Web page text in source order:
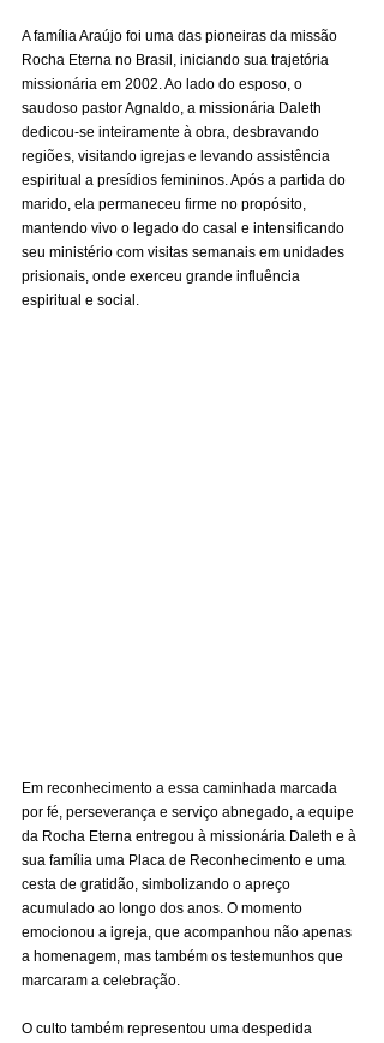
A família Araújo foi uma das pioneiras da missão
Rocha Eterna no Brasil, iniciando sua trajetória
missionária em 2002. Ao lado do esposo, o
saudoso pastor Agnaldo, a missionária Daleth
dedicou-se inteiramente à obra, desbravando
regiões, visitando igrejas e levando assistência
espiritual a presídios femininos. Após a partida do
marido, ela permaneceu firme no propósito,
mantendo vivo o legado do casal e intensificando
seu ministério com visitas semanais em unidades
prisionais, onde exerceu grande influência
espiritual e social.
Em reconhecimento a essa caminhada marcada
por fé, perseverança e serviço abnegado, a equipe
da Rocha Eterna entregou à missionária Daleth e à
sua família uma Placa de Reconhecimento e uma
cesta de gratidão, simbolizando o apreço
acumulado ao longo dos anos. O momento
emocionou a igreja, que acompanhou não apenas
a homenagem, mas também os testemunhos que
marcaram a celebração.
O culto também representou uma despedida